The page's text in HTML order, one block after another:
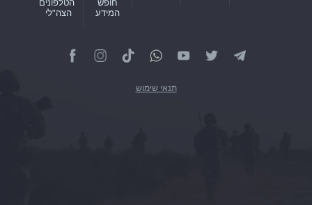
חופש
המידע
הטלפונים
הצה"לי
תנאי שימוש